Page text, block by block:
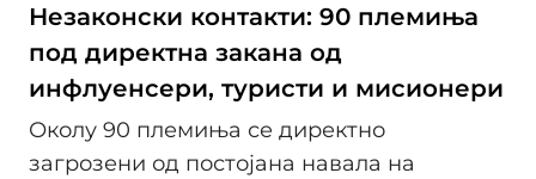
Незаконски контакти: 90 племиња
под директна закана од
инфлуенсери, туристи и мисионери
Околу 90 племиња се директно
загрозени од постојана навала на